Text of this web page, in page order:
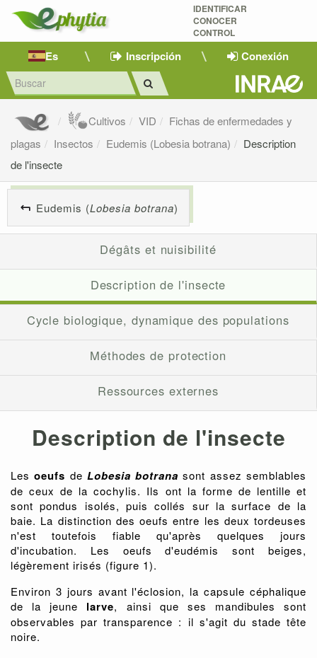
IDENTIFICAR
CONOCER
CONTROL
Es Inscripción Conexión
Cultivos VID
Fichas de enfermedades y
plagas
Insectos Eudemis (Lobesia botrana)
Description
de l'insecte
Eudemis (Lobesia botrana)
Dégâts et nuisibilité
Description de l'insecte
Cycle biologique, dynamique des populations
Méthodes de protection
Ressources externes
Description de l'insecte
Lesoeufs de Lobesia botrana sont assez semblables
de ceux de la cochylis. Ils ont la forme de lentille et
sont pondus isolés, puis collés sur la surface de la
baie. La distinction des oeufs entre les deux tordeuses
n'est toutefois fiable qu'après quelques jours
d'incubation. Les oeufs d'eudémis sont beiges,
légèrement irisés (figure 1).
Environ 3 jours avant l'éclosion, la capsule céphalique
de la jeune larve, ainsi que ses mandibules sont
observables par transparence : il s'agit du stade tête
noire.